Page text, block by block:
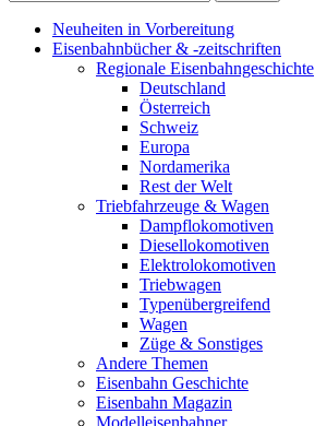
Neuheiten in Vorbereitung
Eisenbahnbücher & -zeitschriften
Regionale Eisenbahngeschichte
Deutschland
Österreich
Schweiz
Europa
Nordamerika
Rest der Welt
Triebfahrzeuge & Wagen
Dampflokomotiven
Diesellokomotiven
Elektrolokomotiven
Triebwagen
Typenübergreifend
Wagen
Züge & Sonstiges
Andere Themen
Eisenbahn Geschichte
Eisenbahn Magazin
Modelleisenbahner